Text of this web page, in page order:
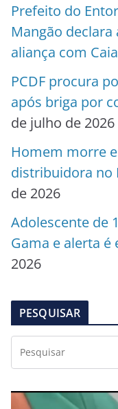
Prefeito do
Mangão
aliança com
PCDF procura
após briga por
de julho de 2026
Homem morre
distribuidora no
de 2026
Adolescente de
Gama e alerta é
2026
PESQUISAR